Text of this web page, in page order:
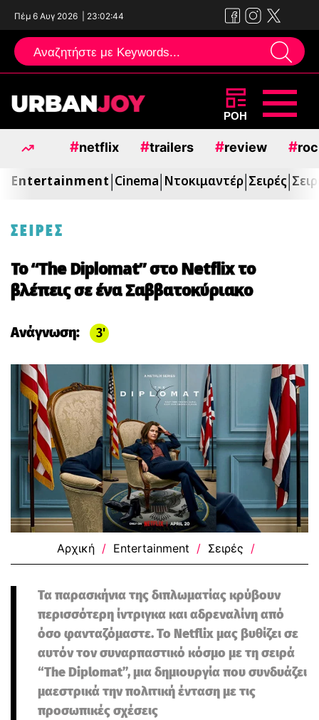
Πέμ 6 Αυγ 2026 23:02:46
Μεταπηδήστε
περιεχόμενο
ΡΟΗ
#netflix #trailers #review #
Entertainment Cinema Ντοκιμαντέρ Σειρές
ΣΕΙΡΕΣ
Το “The Diplomat” στο Netflix το
βλέπεις σε ένα Σαββατοκύριακο
Ανάγνωση: 3
Αρχική / Entertainment / Σειρές /
Τα παρασκήνια της διπλωματίας κρύβουν
περισσότερη ίντριγκα και αδρεναλίνη από
όσο φανταζόμαστε. Το Netflix μας βυθίζει σε
αυτόν τον συναρπαστικό κόσμο με τη σειρά
“The Diplomat”, μια δημιουργία που συνδυάζει
μαεστρικά την πολιτική ένταση με τις
προσωπικές σχέσεις